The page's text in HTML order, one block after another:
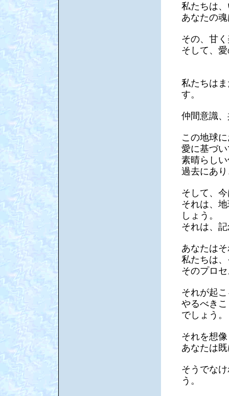
私たちは
あなたの
その、甘
そして、
私たちは
す。
仲間意識
この地球
愛に基づ
素晴らし
過去にあ
そして、
それは、
しょう。
それは、
あなたは
私たちは
そのプロ
それが起
やるべき
でしょう。
それを想
あなたは
そうでな
う。